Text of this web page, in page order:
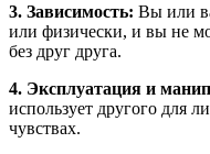
3. Зависимость: Вы или
или физически, и вы не
без друг друга.
4. Эксплуатация и
использует другого для
чувствах.